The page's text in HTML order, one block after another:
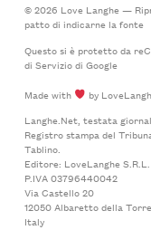
© 2026 Love Langhe —
patto di indicarne la fonte
Questo si è protetto da
di Serviziodi Google
Made with
by
Langhe.Net, testata
Registro stampa del
Tablino.
Editore: LoveLanghe S.R.L.
P.IVA 03796440042
Via Castello 20
12050 Albaretto della
Italy